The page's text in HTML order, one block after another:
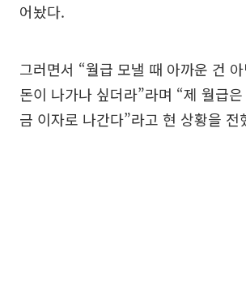
어놨다.
그러면서 “월급 모낼 때 아까운 건
돈이 나가나 싶더라”라며 “제 월급
금 이자로 나간다”라고 현 상황을 전